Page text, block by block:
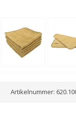
Artikelnummer: